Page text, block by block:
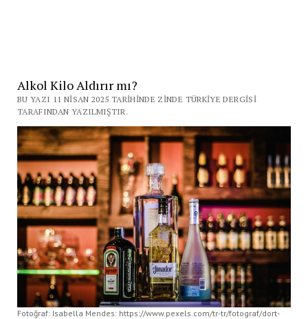
Alkol Kilo Aldırır mı?
BU YAZI 11 NISAN 2025 TARIHINDE ZINDE TÜRKIYE DERGISI
TARAFINDAN YAZILMIŞTIR.
Fotoğraf: Isabella Mendes: https://www.pexels.com/tr-tr/fotograf/dort-